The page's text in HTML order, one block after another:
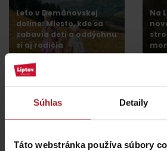
Súhlas Detaily
Táto webstránka používa súbory
Leto v Demänovskej
doline: Miesto, kde sa
zabavia deti a oddýchnu
si aj rodičia
Na
Nicolaus 1286 v